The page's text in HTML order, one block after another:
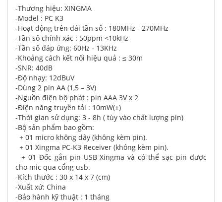
-Thương hiệu: XINGMA
-Model : PC K3
-Hoạt động trên dải tần số : 180MHz - 270MHz
-Tần số chính xác : 50ppm <10kHz
-Tần số đáp ứng: 60Hz - 13KHz
-Khoảng cách kết nối hiệu quả : ≤ 30m
-SNR: 40dB
-Độ nhạy: 12dBuV
-Dùng 2 pin AA (1,5 – 3V)
-Nguồn điện bộ phát : pin AAA 3V x 2
-Điện năng truyền tải : 10mW(±)
-Thời gian sử dụng: 3 - 8h ( tùy vào chất lượng pin)
-Bộ sản phẩm bao gồm:
+ 01 micro không dây (không kèm pin).
+ 01 Xingma PC-K3 Receiver (không kèm pin).
+ 01 Đốc gắn pin USB Xingma và có thể sạc pin được
cho mic qua cổng usb.
-Kích thước : 30 x 14 x 7 (cm)
-Xuất xứ: China
-Bảo hành kỹ thuật : 1 tháng